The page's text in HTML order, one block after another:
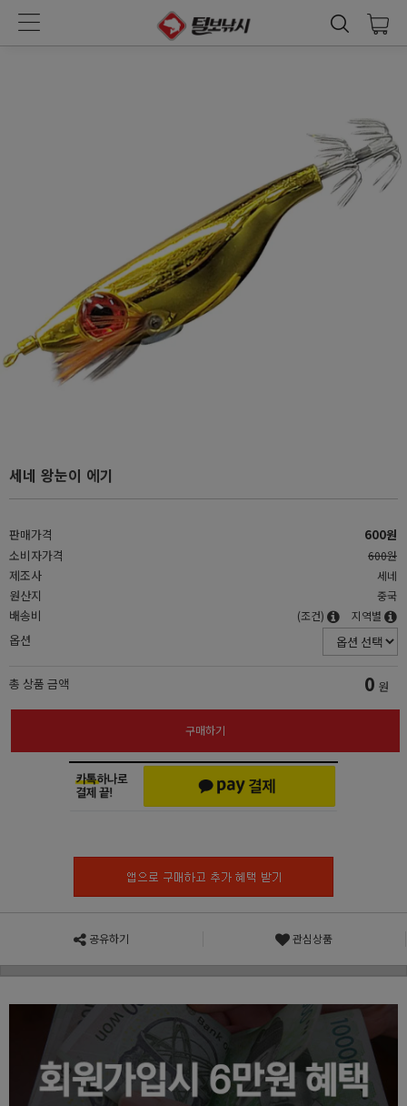
세네 왕눈이 에기
판매가격
600원
소비자가격
600원
제조사 세네
원산지 중국
배송비 (조건) 지역별
옵션
총 상품 금액 0 원
구매하기
공유하기 관심상품